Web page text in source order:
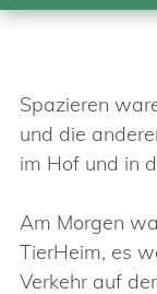
Spazieren
und die
im Hof und in
Am Morgen
TierHeim, es
Verkehr auf